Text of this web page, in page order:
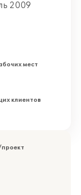
2009
мест
клиентов